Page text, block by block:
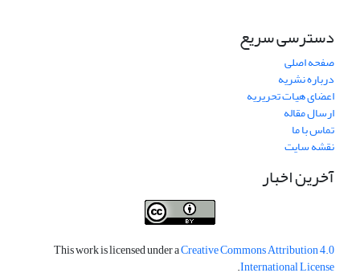
دسترسی سریع
صفحه اصلی
درباره نشریه
اعضای هیات تحریریه
ارسال مقاله
تماس با ما
نقشه سایت
آخرین اخبار
This work is licensed under aCreative Commons Attribution 4.0
International License
.